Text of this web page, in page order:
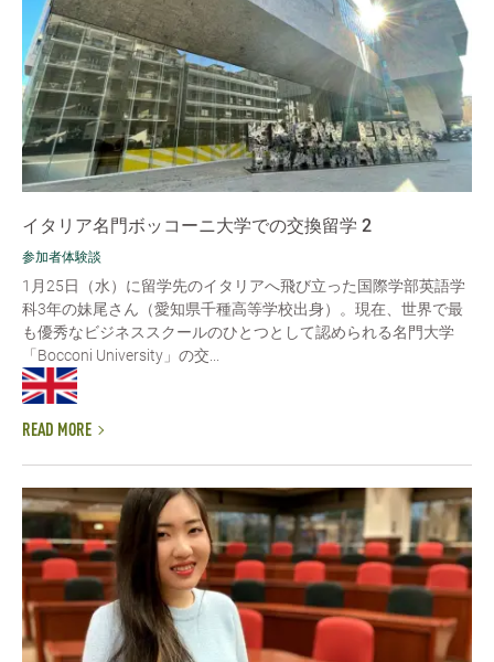
イタリア名門ボッコーニ大学での交換留学 2
参加者体験談
1月25日（水）に留学先のイタリアへ飛び立った国際学部英語学
科3年の妹尾さん（愛知県千種高等学校出身）。現在、世界で最
も優秀なビジネススクールのひとつとして認められる名門大学
「Bocconi University」の交...
READ MORE